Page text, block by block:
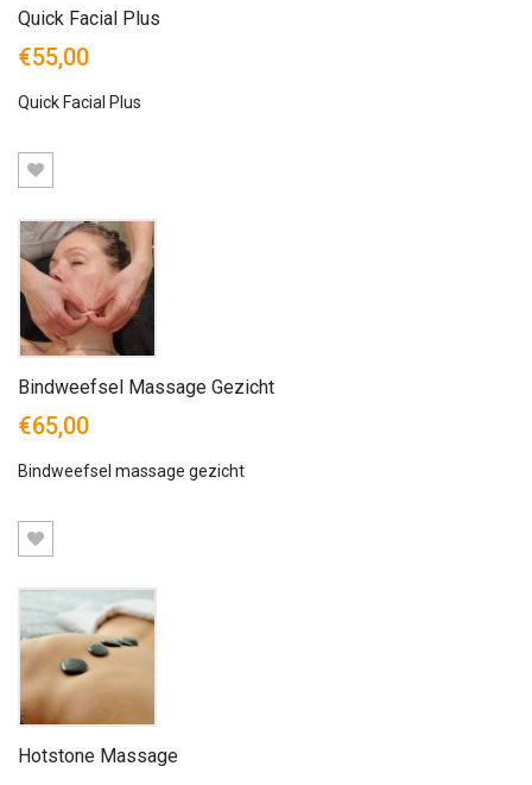
Quick Facial Plus
€55,00
Quick Facial Plus
Bindweefsel Massage Gezicht
€65,00
Bindweefsel massage gezicht
Hotstone Massage